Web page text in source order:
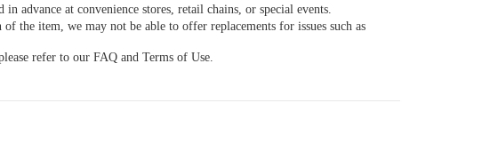
in advance at convenience stores, retail chains, or special events.
the item, we may not be able to offer replacements for issues such as
refer to our FAQ and Terms of Use.